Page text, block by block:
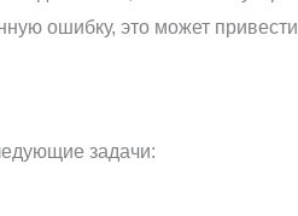
ошибку, это может
задачи: